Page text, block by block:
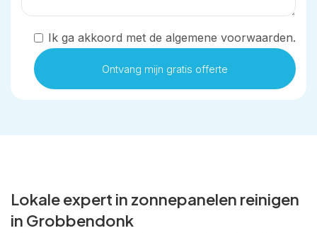
Ik ga akkoord met de algemene voorwaarden.
Lokale expert in zonnepanelen reinigen
in Grobbendonk